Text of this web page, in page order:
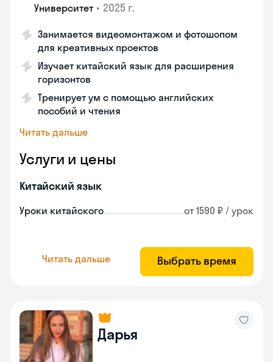
Университет • 2025 г.
Занимается видеомонтажом и фотошопом
для креативных проектов
Изучает китайский язык для расширения
горизонтов
Тренирует ум с помощью английских
пособий и чтения
Читать дальше
Услуги и цены
Китайский язык
Уроки китайского от 1590 ₽ / урок
Читать дальше Выбрать время
Дарья